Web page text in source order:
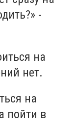
-
на
нет.
на
пойти в